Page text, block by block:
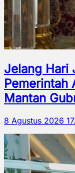
Jelang Hari
Pemerintah
Mantan
8 Agustus 2026